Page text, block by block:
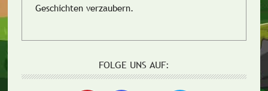
Geschichten verzaubern.
FOLGE UNS AUF: